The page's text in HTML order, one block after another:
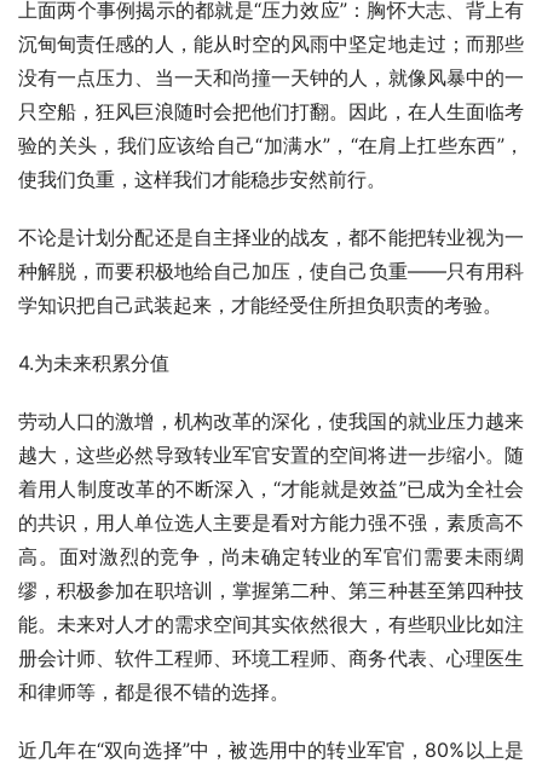
上面两个事例揭示的都就是“压力效应”：胸怀大志、背上有
沉甸甸责任感的人，能从时空的风雨中坚定地走过；而那些
没有一点压力、当一天和尚撞一天钟的人，就像风暴中的一
只空船，狂风巨浪随时会把他们打翻。因此，在人生面临考
验的关头，我们应该给自己“加满水”，“在肩上扛些东西”，
使我们负重，这样我们才能稳步安然前行。
不论是计划分配还是自主择业的战友，都不能把转业视为一
种解脱，而要积极地给自己加压，使自己负重——只有用科
学知识把自己武装起来，才能经受住所担负职责的考验。
4.为未来积累分值
劳动人口的激增，机构改革的深化，使我国的就业压力越来
越大，这些必然导致转业军官安置的空间将进一步缩小。随
着用人制度改革的不断深入，“才能就是效益”已成为全社会
的共识，用人单位选人主要是看对方能力强不强，素质高不
高。面对激烈的竞争，尚未确定转业的军官们需要未雨绸
缪，积极参加在职培训，掌握第二种、第三种甚至第四种技
能。未来对人才的需求空间其实依然很大，有些职业比如注
册会计师、软件工程师、环境工程师、商务代表、心理医生
和律师等，都是很不错的选择。
近几年在“双向选择”中，被选用中的转业军官，80%以上是